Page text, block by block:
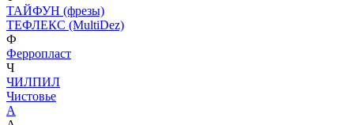
ТАЙФУН (фрезы)
ТЕФЛЕКС (MultiDez)
Ф
Ферропласт
Ч
ЧИЛПИЛ
Чистовье
A